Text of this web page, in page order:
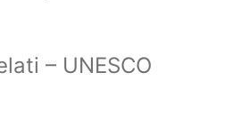
– UNESCO